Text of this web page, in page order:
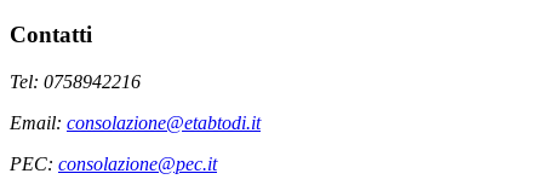
Contatti
Tel: 0758942216
Email: consolazione@etabtodi.it
PEC: consolazione@pec.it